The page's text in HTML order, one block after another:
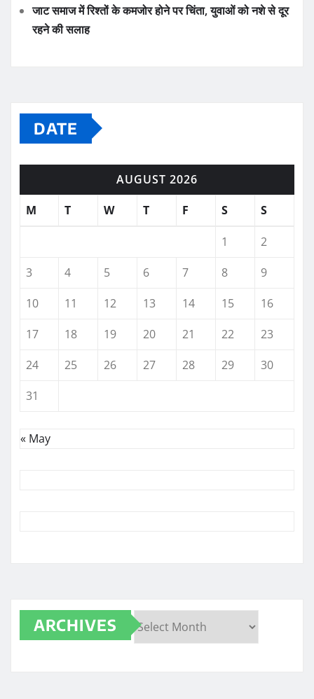
जाट समाज में रिश्तों के कमजोर होने पर चिंता, युवाओं को नशे से दूर
रहने की सलाह
DATE
AUGUST 2026
M
T W T F S S
1
2
3
4 5 6 7 8
9
10
11 12 13 14 15
16
17
18 19 20 21 22
23
24
25 26 27 28 29
30
31
« May
ARCHIVES